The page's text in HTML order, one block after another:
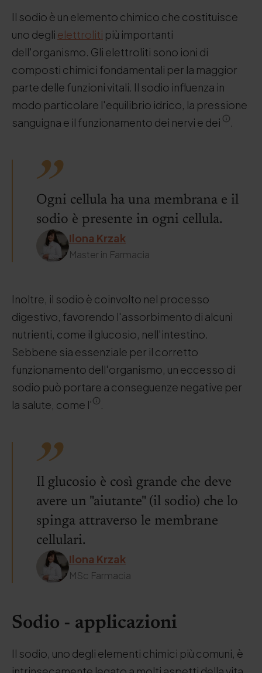
Il sodio è un elemento chimico che costituisce
uno degli elettroliti più importanti
dell'organismo. Gli elettroliti sono ioni di
composti chimici fondamentali per la maggior
parte delle funzioni vitali. Il sodio influenza in
modo particolare l'equilibrio idrico, la pressione
sanguigna e il funzionamento dei nervi e dei
.
Ogni cellula ha una membrana e il
sodio è presente in ogni cellula.
Ilona Krzak
Master in Farmacia
Inoltre, il sodio è coinvolto nel processo
digestivo, favorendo l'assorbimento di alcuni
nutrienti, come il glucosio, nell'intestino.
Sebbene sia essenziale per il corretto
funzionamento dell'organismo, un eccesso di
sodio può portare a conseguenze negative per
la salute, come l'
.
Il glucosio è così grande che deve
avere un "aiutante" (il sodio) che lo
spinga attraverso le membrane
cellulari.
Ilona Krzak
MSc Farmacia
Sodio - applicazioni
Il sodio, uno degli elementi chimici più comuni, è